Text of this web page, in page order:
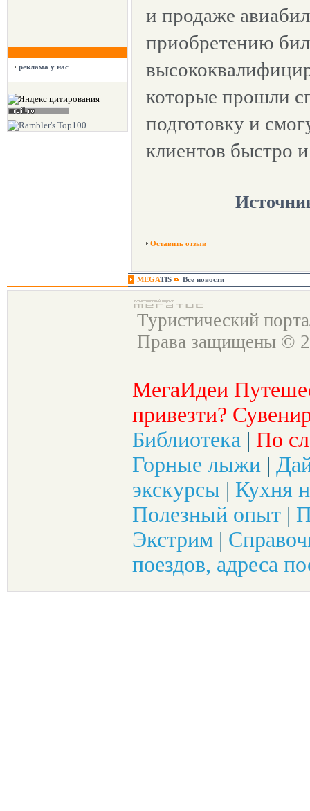
реклама у нас
и продаже
приобретению
которые прошли
подготовку и
клиентов быстро
Оставить отзыв
MEGATIS Все новости
Туристический
Права защищены ©
МегаИдеи
привезти?
Библиотека | По
Горные лыжи |
экскурсы | Кухня
Полезный опыт |
Экстрим |
поездов, адреса